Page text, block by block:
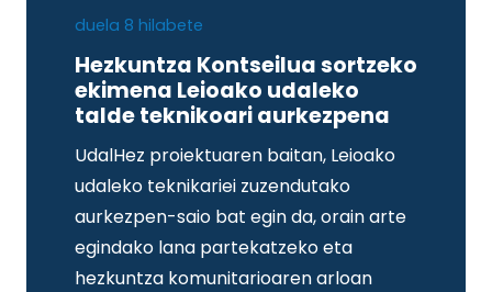
duela 8 hilabete
Hezkuntza Kontseilua sortzeko
ekimena Leioako udaleko
talde teknikoari aurkezpena
UdalHez proiektuaren baitan, Leioako
udaleko teknikariei zuzendutako
aurkezpen-saio bat egin da, orain arte
egindako lana partekatzeko eta
hezkuntza komunitarioaren arloan